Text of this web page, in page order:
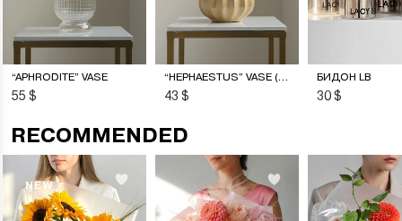
“APHRODITE” VASE
55 $
“HEPHAESTUS” VASE (S)
43 $
БИДОН LB
30 $
RECOMMENDED
NEW